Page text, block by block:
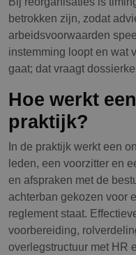
betrokken zijn, zodat
arbeidsvoorwaarden
instemming loopt en wat
gaat; dat vraagt
Hoe werkt
praktijk?
In de praktijk werkt een
leden, een voorzitter en
en afspraken met de
achterban gekozen voor
reglement staat.
voorbereiding,
overlegstructuur met HR